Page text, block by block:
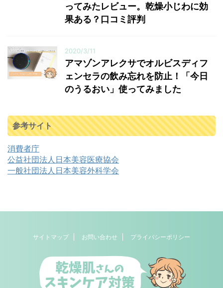
ってみたレビュー。乾燥小じわに効
果ある？口コミ評判
2020/3/11
アマゾンアレクサでオルビスディフ
ェンセラの飲み忘れを防止！「今日
のうるおい」使ってみました
参考サイト
消費者庁
公益社団法人日本美容医療協会
一般社団法人日本美容外科学会
サイトマップ お問い合わせ プライバシーポリシー